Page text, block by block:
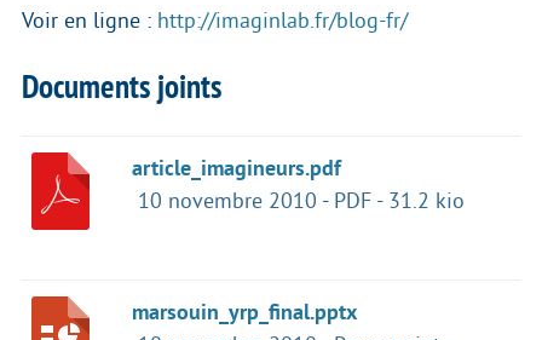
Voir en ligne : http://imaginlab.fr/blog-fr/
Documents joints
article_imagineurs.pdf
10 novembre 2010 - PDF - 31.2 kio
marsouin_yrp_final.pptx